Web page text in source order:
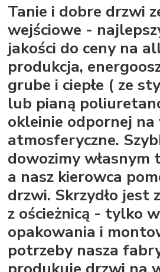
Tanie i dobre drzwi
wejściowe -
jakości do ceny na
produkcja,
grube i ciepłe ( ze
lub pianą
okleinie odpornej
atmosferyczne.
dowozimy
a nasz kierowca
drzwi. Skrzydło jest
z ościeżnicą - tylko
opakowania i
potrzeby nasza